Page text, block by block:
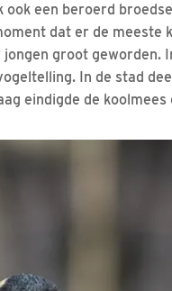
ook een beroerd
dat er de meeste
groot geworden.
In de stad
eindigde de koolmees